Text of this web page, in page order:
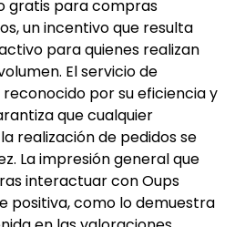
gratis para compras
un incentivo que resulta
para quienes realizan
El servicio de
por su eficiencia y
que cualquier
realización de pedidos se
La impresión general que
interactuar con Oups
positiva, como lo demuestra